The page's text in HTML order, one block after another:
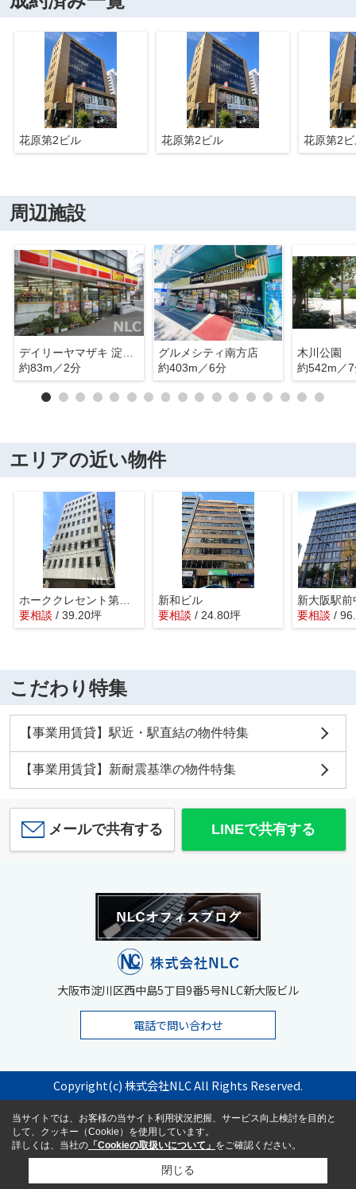
花原第2ビル 花原第2ビル 花原第2
周辺施設
デイリーヤマザキ 淀川西中島店
約83m／2分
グルメシティ南方店
約403m／6分
木川公園
約542m／
エリアの近い物件
ホーククレセント第一ビル
要相談 / 39.20坪
新和ビル
要相談 / 24.80坪
新大阪駅前
要相談 /
こだわり特集
【事業用賃貸】駅近・駅直結の物件特集
【事業用賃貸】新耐震基準の物件特集
メールで共有する LINEで共有する
大阪市淀川区西中島5丁目9番5号NLC新大阪ビル
電話で問い合わせ
Copyright(c) 株式会社NLC All Rights Reserved.
当サイトでは、お客様の当サイト利用状況把握、サービス向上検討を目的と
して、クッキー（Cookie）を使用しています。
詳しくは、当社の 「Cookieの取扱いについて」 をご確認ください。
閉じる